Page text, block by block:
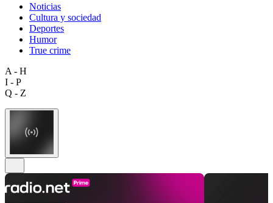
Noticias
Cultura y sociedad
Deportes
Humor
True crime
A - H
I - P
Q - Z